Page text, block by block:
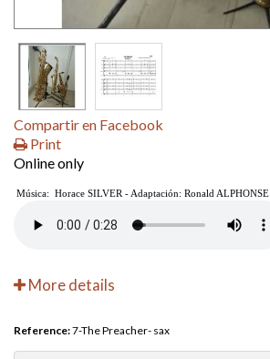
Compartir en Facebook
Print
Online only
Música: Horace SILVER - Adaptación: Ronald ALPHONSE
More details
Reference:7-The Preacher- sax